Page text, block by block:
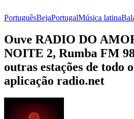
PortuguêsBejaPortugalMúsica latina
Ouve RADIO DO
NOITE 2, Rumba FM
outras estações de todo
aplicação radio.net